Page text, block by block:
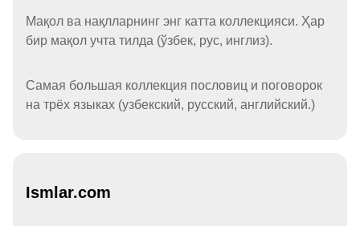
Мақол ва нақлларнинг энг катта коллекцияси. Ҳар
бир мақол учта тилда (ўзбек, рус, инглиз).
Самая большая коллекция пословиц и поговорок
на трёх языках (узбекский, русский, английский.)
Ismlar.com